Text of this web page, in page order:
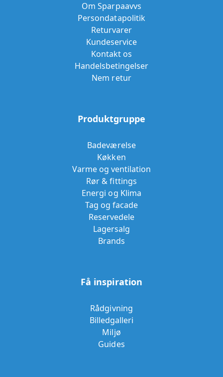
Om Sparpaavvs
Persondatapolitik
Returvarer
Kundeservice
Kontakt os
Handelsbetingelser
Nem retur
Produktgruppe
Badeværelse
Køkken
Varme og ventilation
Rør & fittings
Energi og Klima
Tag og facade
Reservedele
Lagersalg
Brands
Få inspiration
Rådgivning
Billedgalleri
Miljø
Guides